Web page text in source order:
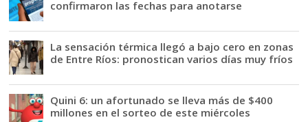
confirmaron las fechas para anotarse
La sensación térmica llegó a bajo cero en zonas
de Entre Ríos: pronostican varios días muy fríos
Quini 6: un afortunado se lleva más de $400
millones en el sorteo de este miércoles